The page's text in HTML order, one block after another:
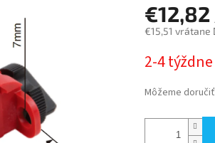
€12,82
€15,51 vrátane
cena:
2-4 týždne
Môžeme